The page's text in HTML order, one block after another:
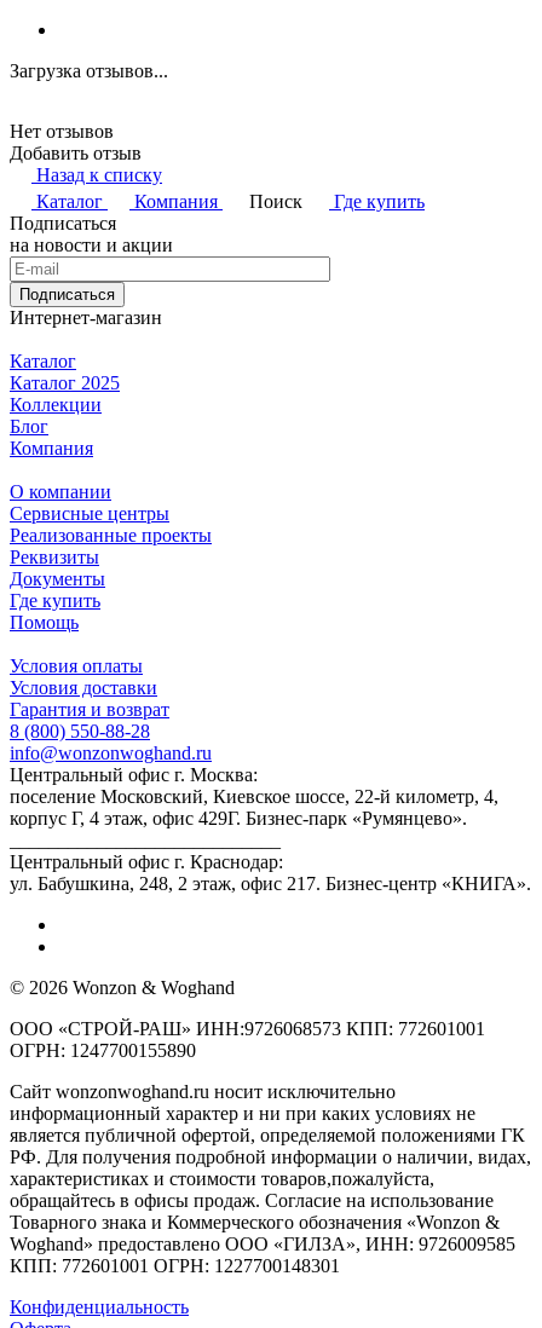
Загрузка отзывов...
Нет отзывов
Добавить отзыв
Назад к списку
Каталог
Компания Поиск
Где купить
Подписаться
на новости и акции
Подписаться
Интернет-магазин
Каталог
Каталог 2025
Коллекции
Блог
Компания
О компании
Сервисные центры
Реализованные проекты
Реквизиты
Документы
Где купить
Помощь
Условия оплаты
Условия доставки
Гарантия и возврат
8 (800) 550-88-28
info@wonzonwoghand.ru
Центральный офис г. Москва:
поселение Московский, Киевское шоссе, 22-й километр, 4,
корпус Г, 4 этаж, офис 429Г. Бизнес-парк «Румянцево».
Центральный офис г. Краснодар:
ул. Бабушкина, 248, 2 этаж, офис 217. Бизнес-центр «КНИГА».
© 2026 Wonzon & Woghand
ООО «СТРОЙ-РАШ» ИНН:9726068573 КПП: 772601001
ОГРН: 1247700155890
Сайт wonzonwoghand.ru носит исключительно
информационный характер и ни при каких условиях не
является публичной офертой, определяемой положениями ГК
РФ. Для получения подробной информации о наличии, видах,
характеристиках и стоимости товаров,пожалуйста,
обращайтесь в офисы продаж. Согласие на использование
Товарного знака и Коммерческого обозначения «Wonzon &
Woghand» предоставлено OOO «ГИЛЗА», ИНН: 9726009585
КПП: 772601001 ОГРН: 1227700148301
Конфиденциальность